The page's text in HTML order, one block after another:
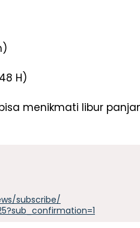
H)
menikmati libur
subscribe/